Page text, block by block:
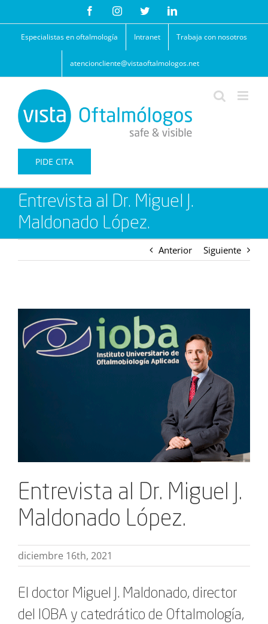
contenido
FacebookInstagramTwitterLinkedIn
Especialistas en oftalmología Intranet Trabaja con nosotros
atencioncliente@vistaoftalmologos.net
PIDE CITA
Entrevista al Dr. Miguel J.
Maldonado López.
Anterior Siguiente
imagen
más
grande
Entrevista al Dr. Miguel J.
Maldonado López.
diciembre 16th, 2021
El doctor Miguel J. Maldonado, director
del IOBA y catedrático de Oftalmología,